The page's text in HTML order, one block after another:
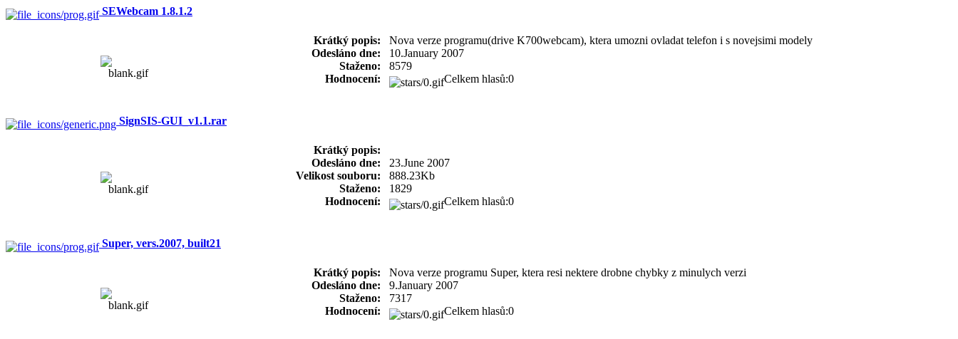
SEWebcam 1.8.1.2
Krátký popis:
Nova verze programu(drive K700webcam), ktera umozni ovladat telefon i s novejsimi modely
Odesláno dne:
10.January 2007
Staženo:
8579
Hodnocení:
Celkem hlasů:0
SignSIS-GUI_v1.1.rar
Krátký popis:
Odesláno dne:
23.June 2007
Velikost souboru:
888.23Kb
Staženo:
1829
Hodnocení:
Celkem hlasů:0
Super, vers.2007, built21
Krátký popis:
Nova verze programu Super, ktera resi nektere drobne chybky z minulych verzi
Odesláno dne:
9.January 2007
Staženo:
7317
Hodnocení:
Celkem hlasů:0